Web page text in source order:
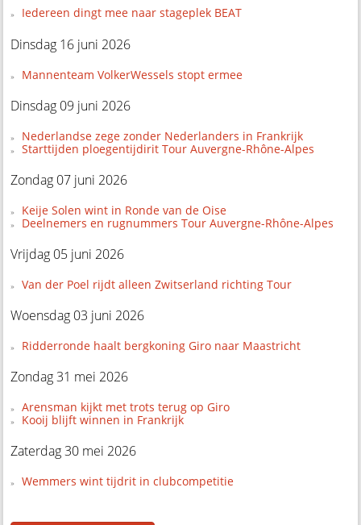
Iedereen dingt mee naar stageplek BEAT
Dinsdag 16 juni 2026
Mannenteam VolkerWessels stopt ermee
Dinsdag 09 juni 2026
Nederlandse zege zonder Nederlanders in Frankrijk
Starttijden ploegentijdirit Tour Auvergne-Rhône-Alpes
Zondag 07 juni 2026
Keije Solen wint in Ronde van de Oise
Deelnemers en rugnummers Tour Auvergne-Rhône-Alpes
Vrijdag 05 juni 2026
Van der Poel rijdt alleen Zwitserland richting Tour
Woensdag 03 juni 2026
Ridderronde haalt bergkoning Giro naar Maastricht
Zondag 31 mei 2026
Arensman kijkt met trots terug op Giro
Kooij blijft winnen in Frankrijk
Zaterdag 30 mei 2026
Wemmers wint tijdrit in clubcompetitie